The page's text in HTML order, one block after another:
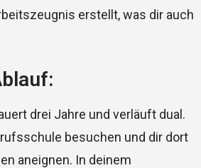
erstellt, was dir auch
drei Jahre und verläuft dual.
besuchen und dir dort
aneignen. In deinem